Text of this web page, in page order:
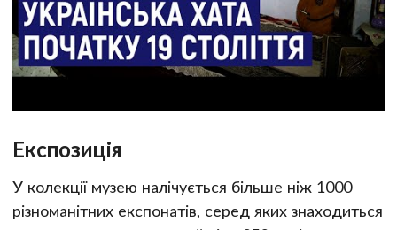
Експозиція
У колекції музею налічується більше ніж 1000
різноманітних експонатів, серед яких знаходиться